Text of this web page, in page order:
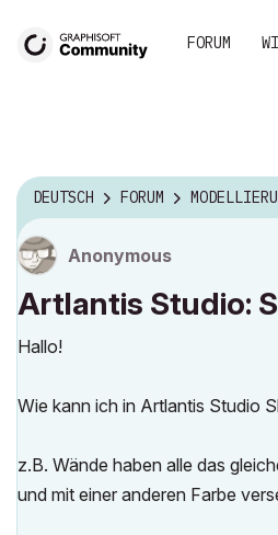
FORUM
DEUTSCH FORUM
Anonymous
Artlantis Studio:
Hallo!
Wie kann ich in Artlantis Studio
z.B. Wände haben alle das
und mit einer anderen Farbe